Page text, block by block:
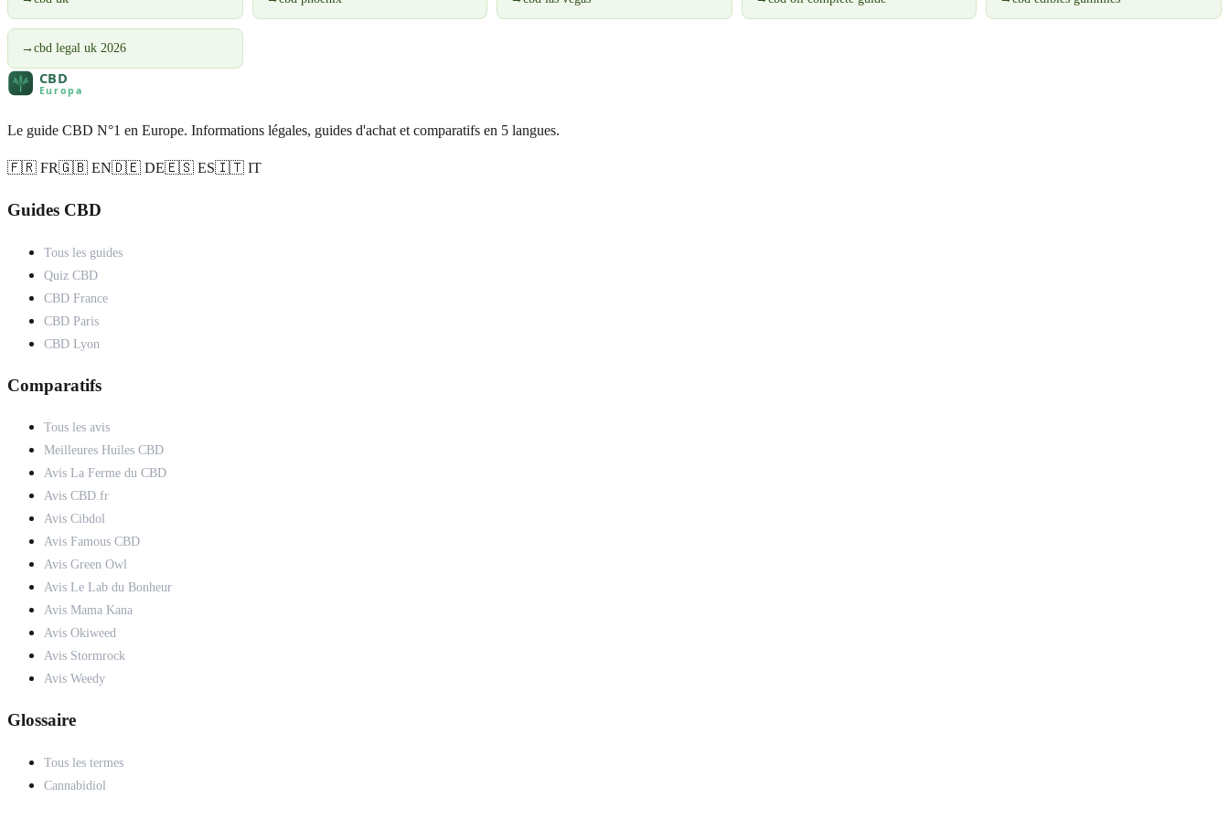
→ cbd legal uk 2026
Le guide CBD N°1 en Europe. Informations légales, guides d'achat et comparatifs en 5 langues.
🇫🇷 FR🇬🇧 EN🇩🇪 DE🇪🇸 ES🇮🇹 IT
Guides CBD
Tous les guides
Quiz CBD
CBD France
CBD Paris
CBD Lyon
Comparatifs
Tous les avis
Meilleures Huiles CBD
Avis La Ferme du CBD
Avis CBD.fr
Avis Cibdol
Avis Famous CBD
Avis Green Owl
Avis Le Lab du Bonheur
Avis Mama Kana
Avis Okiweed
Avis Stormrock
Avis Weedy
Glossaire
Tous les termes
Cannabidiol